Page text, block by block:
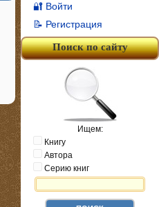
🔐 Войти
📝 Регистрация
Поиск по сайту
Ищем:
Книгу
Автора
Серию книг